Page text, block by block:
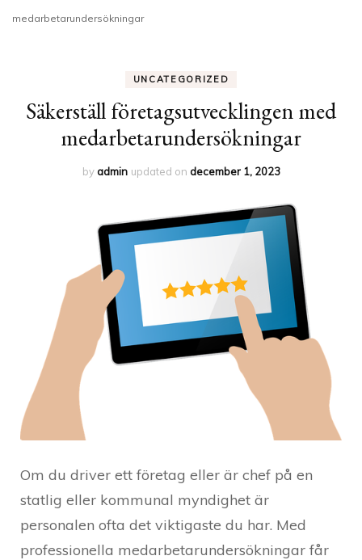
medarbetarundersökningar
UNCATEGORIZED
Säkerställ företagsutvecklingen med
medarbetarundersökningar
byadmin updated on december 1, 2023
Om du driver ett företag eller är chef på en
statlig eller kommunal myndighet är
personalen ofta det viktigaste du har. Med
professionella medarbetarundersökningar får